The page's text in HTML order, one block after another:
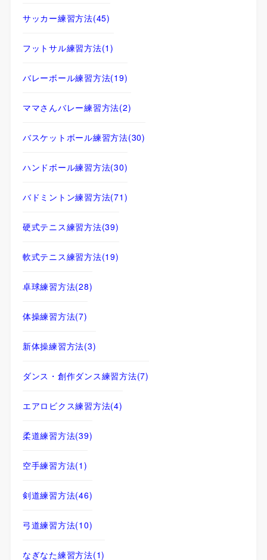
サッカー練習方法(45)
フットサル練習方法(1)
バレーボール練習方法(19)
ママさんバレー練習方法(2)
バスケットボール練習方法(30)
ハンドボール練習方法(30)
バドミントン練習方法(71)
硬式テニス練習方法(39)
軟式テニス練習方法(19)
卓球練習方法(28)
体操練習方法(7)
新体操練習方法(3)
ダンス・創作ダンス練習方法(7)
エアロビクス練習方法(4)
柔道練習方法(39)
空手練習方法(1)
剣道練習方法(46)
弓道練習方法(10)
なぎなた練習方法(1)